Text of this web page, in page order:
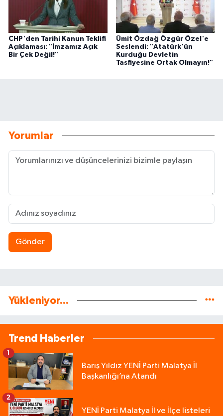
CHP'den Tarihi Kanun Teklifi
Açıklaması: "İmzamız Açık
Bir Çek Değil!"
Ümit Özdağ Özgür Özel'e
Seslendi: "Atatürk'ün
Kurduğu Devletin
Tasfiyesine Ortak Olmayın!"
Yorumlar
Gönder
Yükleniyor...
Trend Haberler
Barış Yıldız YENİ Parti Malatya İl
Başkanlığı’na Atandı
1
YENİ Parti Malatya İl ve İlçe listeleri
2